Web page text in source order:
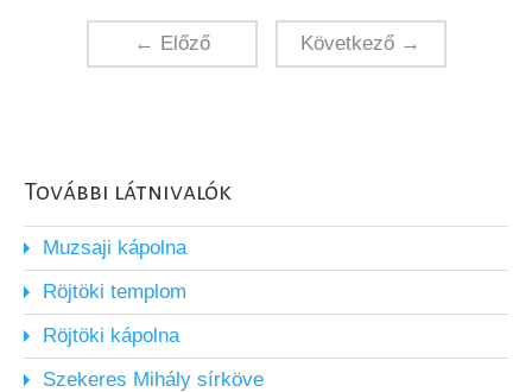
← Előző Következő →
További látnivalók
Muzsaji kápolna
Röjtöki templom
Röjtöki kápolna
Szekeres Mihály sírköve